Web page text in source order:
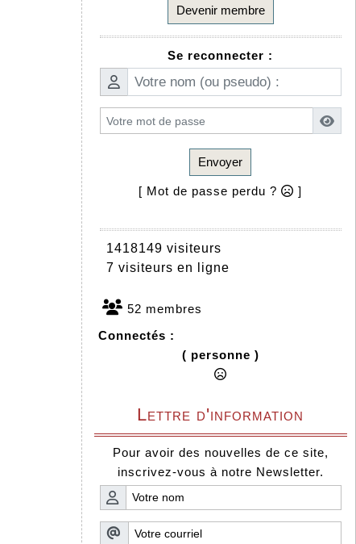
Devenir membre
Se reconnecter :
Envoyer
[ Mot de passe perdu ? ]
1418149 visiteurs
7 visiteurs en ligne
52 membres
Connectés :
( personne )
Lettre d'information
Pour avoir des nouvelles de ce site,
inscrivez-vous à notre Newsletter.